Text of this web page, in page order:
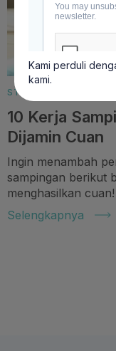
STUDENT LIFESTYLE
10 Kerja
Dijamin Cuan
Ingin menambah
sampingan berikut
menghasilkan
Selengkapnya
Kami perduli
kami.